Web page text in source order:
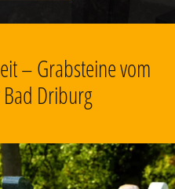
– Grabsteine vom
Driburg